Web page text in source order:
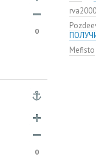
0
0
мяча»
ЦСКА
нового
rva2000
Mefisto